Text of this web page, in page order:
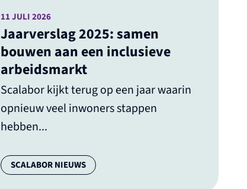
Jaarverslag 2025: samen
bouwen aan een inclusieve
arbeidsmarkt
Scalabor kijkt terug op een jaar waarin
opnieuw veel inwoners stappen
hebben...
11 JULI 2026
Categorie:
SCALABOR NIEUWS